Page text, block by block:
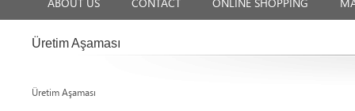
Üretim Aşaması
Üretim Aşaması